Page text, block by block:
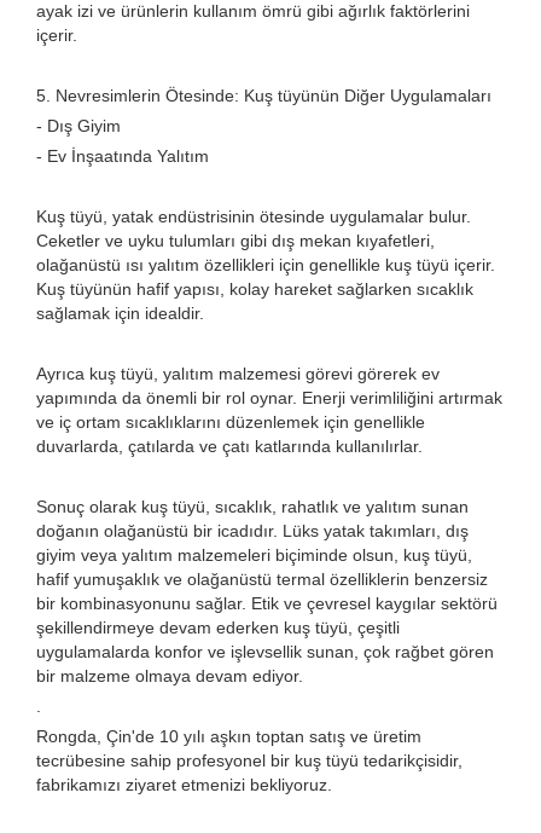
ayak izi ve ürünlerin kullanım ömrü gibi ağırlık faktörlerini
içerir.
5. Nevresimlerin Ötesinde: Kuş tüyünün Diğer Uygulamaları
- Dış Giyim
- Ev İnşaatında Yalıtım
Kuş tüyü, yatak endüstrisinin ötesinde uygulamalar bulur.
Ceketler ve uyku tulumları gibi dış mekan kıyafetleri,
olağanüstü ısı yalıtım özellikleri için genellikle kuş tüyü içerir.
Kuş tüyünün hafif yapısı, kolay hareket sağlarken sıcaklık
sağlamak için idealdir.
Ayrıca kuş tüyü, yalıtım malzemesi görevi görerek ev
yapımında da önemli bir rol oynar. Enerji verimliliğini artırmak
ve iç ortam sıcaklıklarını düzenlemek için genellikle
duvarlarda, çatılarda ve çatı katlarında kullanılırlar.
Sonuç olarak kuş tüyü, sıcaklık, rahatlık ve yalıtım sunan
doğanın olağanüstü bir icadıdır. Lüks yatak takımları, dış
giyim veya yalıtım malzemeleri biçiminde olsun, kuş tüyü,
hafif yumuşaklık ve olağanüstü termal özelliklerin benzersiz
bir kombinasyonunu sağlar. Etik ve çevresel kaygılar sektörü
şekillendirmeye devam ederken kuş tüyü, çeşitli
uygulamalarda konfor ve işlevsellik sunan, çok rağbet gören
bir malzeme olmaya devam ediyor.
Rongda, Çin'de 10 yılı aşkın toptan satış ve üretim
tecrübesine sahip profesyonel bir kuş tüyü tedarikçisidir,
fabrikamızı ziyaret etmenizi bekliyoruz.